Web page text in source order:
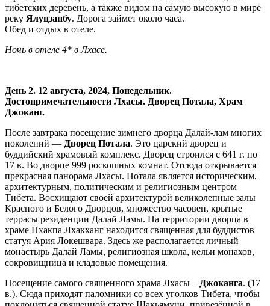
тибетских деревень, а также видом на самую высокую в мире
реку Ялуцзанбу. Дорога займет около часа.
Обед и отдых в отеле.
Ночь в отеле 4* в Лхасе.
День 2. 12 августа, 2024, Понедельник.
Достопримечательности Лхасы. Дворец Потала, Храм
Джоканг.
После завтрака посещение зимнего дворца Далай-лам многих
поколений — Дворец Потала. Это царский дворец и
буддийский храмовый комплекс. Дворец строился с 641 г. по
17 в. Во дворце 999 роскошных комнат. Отсюда открывается
прекрасная панорама Лхасы. Потала является историческим,
архитектурным, политическим и религиозным центром
Тибета. Восхищают своей архитектурой великолепные залы
Красного и Белого Дворцов, множество часовен, крытые
террасы резиденции Далай Ламы. На территории дворца в
храме Пхакпа Лхакханг находится священная для буддистов
статуя Ария Локешвара. Здесь же располагается личный
монастырь Далай Ламы, религиозная школа, кельи монахов,
сокровищница и кладовые помещения.
Посещение самого священного храма Лхасы – Джоканга. (17
в.). Сюда приходят паломники со всех уголков Тибета, чтобы